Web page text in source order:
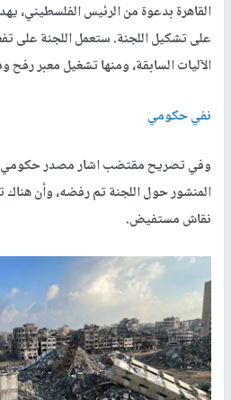
القاهرة بدعوة من الرئيس الفلسطيني،
على تشكيل اللجنة. ستعمل اللجنة على
الآليات السابقة، ومنها تشغيل معبر رفح وفق
نفي حكومي
وفي تصريح مقتضب اشار مصدر حكومي
المنشور حول اللجنة تم رفضه، وأن هناك
نقاش مستفيض.